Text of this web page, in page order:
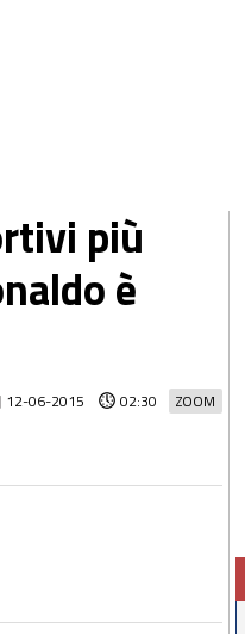
più
è
ZOOM
12-06-2015 02:30